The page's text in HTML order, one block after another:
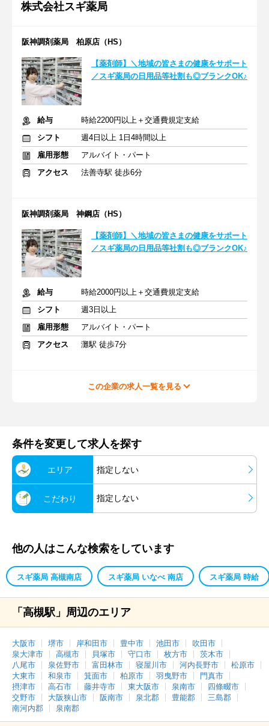
株式会社スギ薬局
阪神調剤薬局 柏原店（HS）
【薬剤師】＼地域の皆さまの健康をサポート
／スギ薬局の日用品等社割も◎ブランクOK♪
給与
時給2200円以上＋交通費規定支給
シフト
週4日以上 1日4時間以上
雇用形態
アルバイト・パート
アクセス
法善寺駅 徒歩6分
阪神調剤薬局 神鋼店（HS）
【薬剤師】＼地域の皆さまの健康をサポート
／スギ薬局の日用品等社割も◎ブランクOK♪
給与
時給2000円以上＋交通費規定支給
シフト
週3日以上
雇用形態
アルバイト・パート
アクセス
灘駅 徒歩7分
この企業の求人一覧を見る
条件を変更して求人を探す
エリア 指定しない
こだわり 指定しない
他の人はこんな検索をしています
スギ薬局 高槻南店 スギ薬局 いなべ 南店 スギ薬局 時給
「高槻駅」周辺のエリア
大阪市 堺市 岸和田市 豊中市 池田市
吹田市
泉大津市
高槻市 貝塚市 守口市 枚方市
茨木市
八尾市
泉佐野市 富田林市 寝屋川市 河内長野市
松原市
大東市
和泉市 箕面市 柏原市 羽曳野市
門真市
摂津市
高石市 藤井寺市 東大阪市 泉南市
四條畷市
交野市
大阪狭山市 阪南市 泉北郡 豊能郡
三島郡
南河内郡
泉南郡